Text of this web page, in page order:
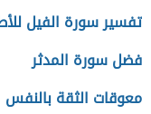
تفسير سورة الفيل
فضل سورة المدثر
معوقات الثقة بالنفس